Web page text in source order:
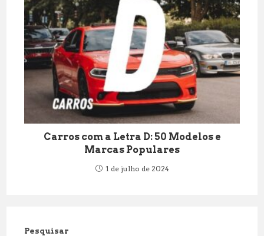
Carros com a Letra D: 50 Modelos e
Marcas Populares
1 de julho de 2024
Pesquisar